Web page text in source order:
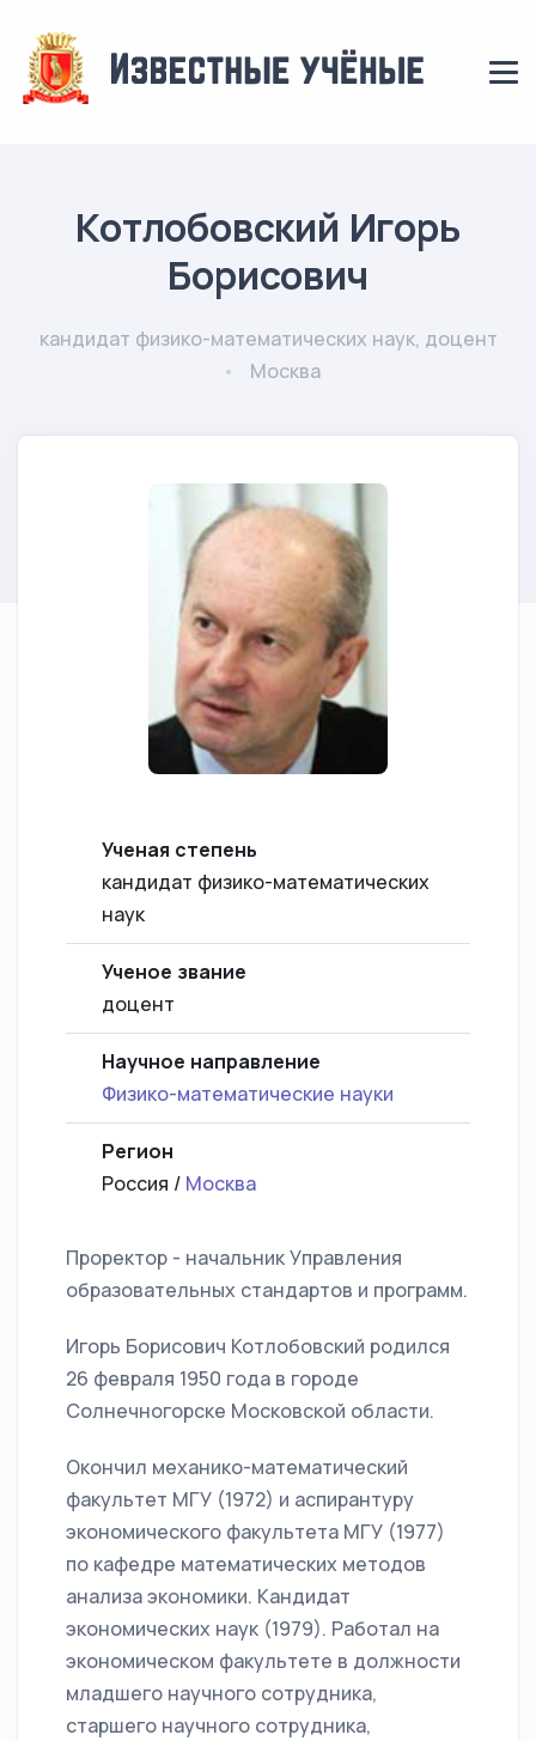
Котлобовский Игорь
Борисович
кандидат физико-математических наук, доцент
Москва
Ученая степень
кандидат физико-математических
наук
Ученое звание
доцент
Научное направление
Физико-математические науки
Регион
Россия / Москва
Проректор - начальник Управления
образовательных стандартов и программ.
Игорь Борисович Котлобовский родился
26 февраля 1950 года в городе
Солнечногорске Московской области.
Окончил механико-математический
факультет МГУ (1972) и аспирантуру
экономического факультета МГУ (1977)
по кафедре математических методов
анализа экономики. Кандидат
экономических наук (1979). Работал на
экономическом факультете в должности
младшего научного сотрудника,
старшего научного сотрудника,